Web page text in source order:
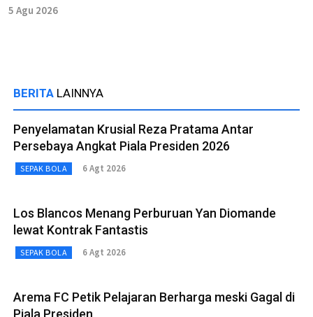
5 Agu 2026
BERITA LAINNYA
Penyelamatan Krusial Reza Pratama Antar
Persebaya Angkat Piala Presiden 2026
SEPAK BOLA 6 Agt 2026
Los Blancos Menang Perburuan Yan Diomande
lewat Kontrak Fantastis
SEPAK BOLA 6 Agt 2026
Arema FC Petik Pelajaran Berharga meski Gagal di
Piala Presiden